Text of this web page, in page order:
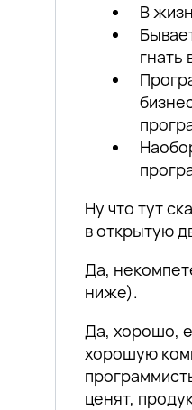
В
гнать
Ну что тут
в открытую
Да,
ниже).
Да, хорошо,
хорошую
ценят,